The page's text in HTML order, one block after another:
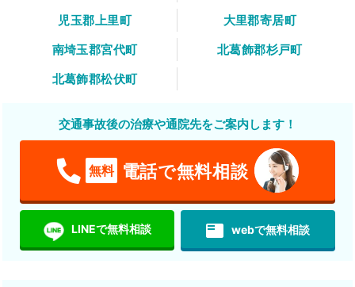
児玉郡上里町
大里郡寄居町
南埼玉郡宮代町
北葛飾郡杉戸町
北葛飾郡松伏町
交通事故後の治療や通院先をご案内します！
無料 電話で無料相談
LINEで無料相談 featured_play_list webで無料相談